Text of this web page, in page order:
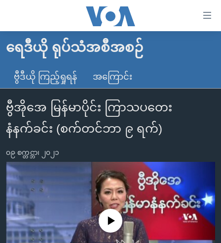
လွယ်ကူ
သည့်
Link
များ
ပင်မ
သို့
ကျော်
ကြည့်
ရန်
ပင်မ
အ
ညွန်း
မူလစာမျက်နှာ
မြန်မာ
ကမ္ဘာ့သတင်းများ
နိုင်ငံတကာ
အမေရိကန်
အစ္စရေး-ပါလက်စတိုင်း
ဗွီဒီယို
သတင်းလွတ်လပ်ခွင့်
ရပ်ဝန်းတခု လမ်းတခု အလွန်
အင်္ဂလိပ်စာလေ့လာမယ်
အမေရိကန်သုံးအီဒီယံ
မကြေးမုံရဲ့ အင်္ဂလိပ်စာ
ရုပ်ရှင်ထဲက အင်္ဂလိပ်စာ
သုတပဒေသာ အင်္ဂလိပ်စာ
အပတ်စဉ်ကဏ္ဍများ
ရေဒီယို
တီဗွီ
ရေဒီယိုနှင့်ရုပ်သံ အချက်အလက်များ
ရေဒီယို/တီဗွီအစီအစဉ်
Learning English
ရေဒီယို ရုပ်သံအစီအစဉ်
ဗွီဒီယို ကြည့်ရှုရန် အကြောင်း
ဗွီအိုအေ မြန်မာပိုင်း ကြာသပတေး
နံနက်ခင်း (စက်တင်ဘာ ၉ ရက်)
၀၉ စက္တင္ဘာ၊ ၂၀၂၁
No media source currently available